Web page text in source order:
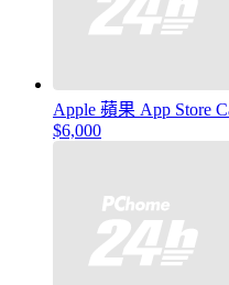
Apple 蘋果 App Store
$6,000